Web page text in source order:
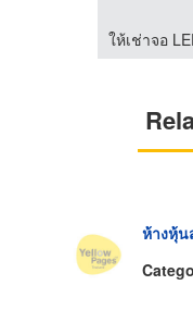
ห้างหุ้น